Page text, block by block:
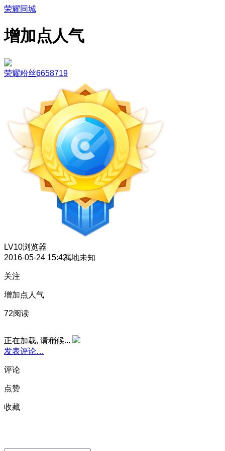
荣耀同城
增加点人气
荣耀粉丝6658719
LV10浏览器
2016-05-24 15:42属地未知
关注
增加点人气
72阅读
正在加载, 请稍候...
发表评论…
评论
点赞
收藏